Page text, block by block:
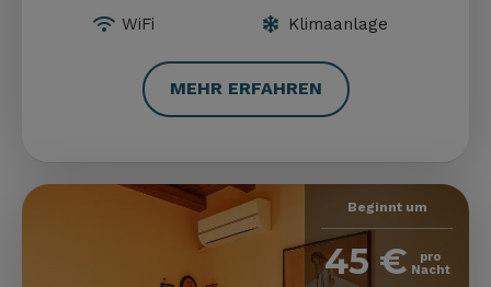
WiFi
Klimaanlage
MEHR ERFAHREN
Beginnt um
45 €
pro
Nacht